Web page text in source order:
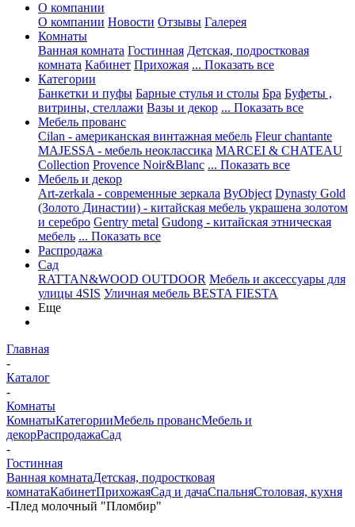
О компании
О компании Новости Отзывы Галерея
Комнаты
Ванная комната Гостинная Детская, подростковая
комната Кабинет Прихожая ... Показать все
Категории
Банкетки и пуфы Барные стулья и столы Бра Буфеты ,
витрины, стеллажи Вазы и декор ... Показать все
Мебель прованс
Cilan - американская винтажная мебель Fleur chantante
MAJESSA - мебель неоклассика MARCEI & CHATEAU
Collection Provence Noir&Blanc ... Показать все
Мебель и декор
Art-zerkala - современные зеркала ByObject Dynasty Gold
(Золото Династии) - китайская мебель украшена золотом
и серебро Gentry metal Gudong - китайская этническая
мебель ... Показать все
Распродажа
Сад
RATTAN&WOOD OUTDOOR Мебель и аксессуары для
улицы 4SIS Уличная мебель BESTA FIESTA
Еще
Главная
-
Каталог
-
Комнаты
КомнатыКатегорииМебель провансМебель и
декорРаспродажаСад
-
Гостинная
Ванная комнатаДетская, подростковая
комнатаКабинетПрихожаяСад и дачаСпальняСтоловая, кухня
-Плед молочный "Пломбир"